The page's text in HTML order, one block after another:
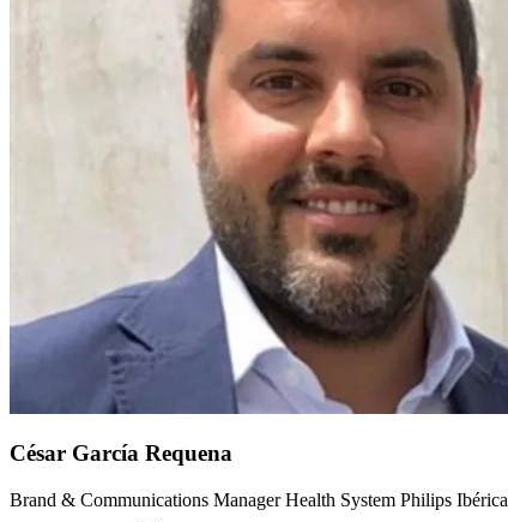
César García Requena
Brand & Communications Manager Health System Philips Ibérica